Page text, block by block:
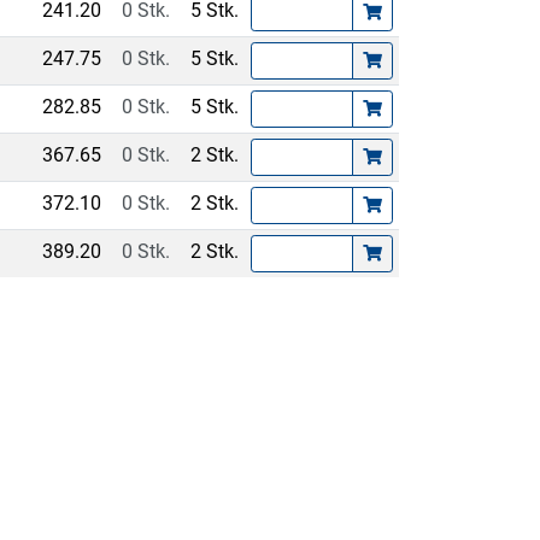
241.20 0 Stk. 5 Stk.
247.75 0 Stk. 5 Stk.
282.85 0 Stk. 5 Stk.
367.65 0 Stk. 2 Stk.
372.10 0 Stk. 2 Stk.
389.20 0 Stk. 2 Stk.